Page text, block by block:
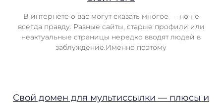
В интернете о вас могут сказать многое — но не
всегда правду. Разные сайты, старые профили или
неактуальные страницы нередко вводят людей в
заблуждение.Именно поэтому
Свой домен для мультиссылки — плюсы и